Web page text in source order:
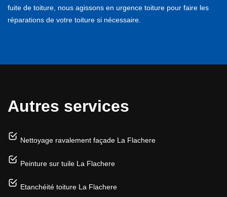
fuite de toiture, nous agissons en urgence toiture pour faire les
réparations de votre toiture si nécessaire.
Autres services
Nettoyage ravalement façade La Flachere
Peinture sur tuile La Flachere
Etanchéité toiture La Flachere